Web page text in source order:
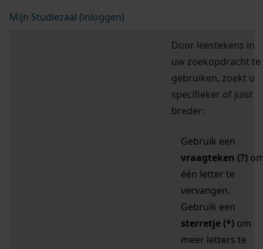
Mijn Studiezaal (inloggen)
Door leestekens in
uw zoekopdracht te
gebruiken, zoekt u
specifieker of juist
breder:
Gebruik een
vraagteken (?)
één letter te
vervangen.
Gebruik een
sterretje (*) om
meer letters te